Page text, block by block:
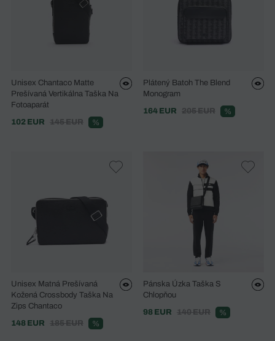
Unisex Chantaco Matte
Prešívaná Vertikálna Taška Na
Fotoaparát
102 EUR
145 EUR %
Plátený Batoh The Blend
Monogram
164 EUR
205 EUR %
Unisex Matná Prešívaná
Kožená Crossbody Taška Na
Zips Chantaco
148 EUR
185 EUR %
Pánska Úzka Taška S
Chlopňou
98 EUR
140 EUR %